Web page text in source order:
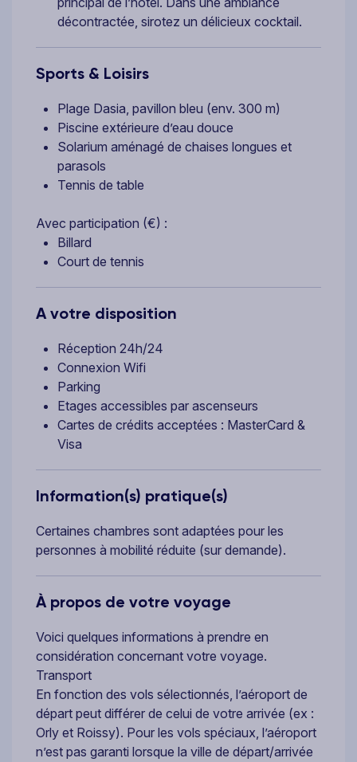
décontractée, sirotez un délicieux cocktail.
Sports & Loisirs
Plage Dasia, pavillon bleu (env. 300 m)
Piscine extérieure d’eau douce
Solarium aménagé de chaises longues et
parasols
Tennis de table
Avec participation (€) :
Billard
Court de tennis
A votre disposition
Réception 24h/24
Connexion Wifi
Parking
Etages accessibles par ascenseurs
Cartes de crédits acceptées : MasterCard &
Visa
Information(s) pratique(s)
Certaines chambres sont adaptées pour les
personnes à mobilité réduite (sur demande).
À propos de votre voyage
Voici quelques informations à prendre en
considération concernant votre voyage.
Transport
En fonction des vols sélectionnés, l’aéroport de
départ peut différer de celui de votre arrivée (ex :
Orly et Roissy). Pour les vols spéciaux, l’aéroport
n’est pas garanti lorsque la ville de départ/arrivée